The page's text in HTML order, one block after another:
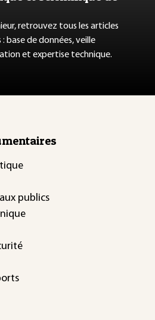
retrouvez tous les articles
base de données, veille
et expertise technique.
publics